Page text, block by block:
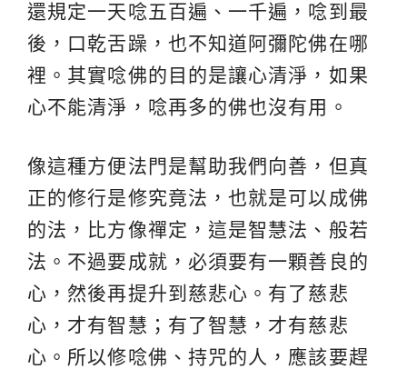
還規定一天唸五百遍、一千遍，唸到最
後，口乾舌躁，也不知道阿彌陀佛在哪
裡。其實唸佛的目的是讓心清淨，如果
心不能清淨，唸再多的佛也沒有用。
像這種方便法門是幫助我們向善，但真
正的修行是修究竟法，也就是可以成佛
的法，比方像禪定，這是智慧法、般若
法。不過要成就，必須要有一顆善良的
心，然後再提升到慈悲心。有了慈悲
心，才有智慧；有了智慧，才有慈悲
心。所以修唸佛、持咒的人，應該要趕